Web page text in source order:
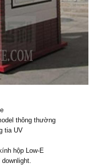
thông thường
tia UV
hộp Low-E